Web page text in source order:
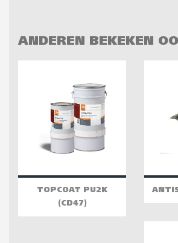
ANDEREN BEKEKEN
TOPCOAT PU2K
(CD47)